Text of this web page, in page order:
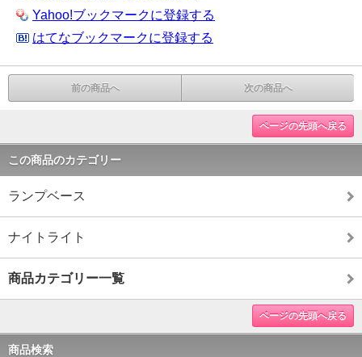
Yahoo!ブックマークに登録する
はてなブックマークに登録する
前の商品へ 次の商品へ
ページの先頭へ戻る
この商品のカテゴリー
ランプベース
ナイトライト
商品カテゴリー一覧
ページの先頭へ戻る
商品検索